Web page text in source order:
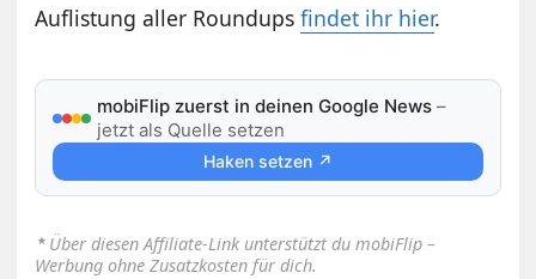
Auflistung aller Roundupsfindet ihr hier.
mobiFlip zuerst in deinen Google News –
jetzt als Quelle setzen
Haken setzen ↗
⋆ Über diesen Affiliate-Link unterstützt du mobiFlip –
Werbung ohne Zusatzkosten für dich.